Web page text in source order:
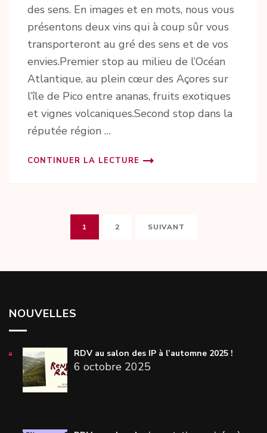
des sens. En images et en mots, nous vous
présentons deux vins qui à coup sûr vous
transporteront au gré des sens et de vos
envies.Premier stop au milieu de l’Océan
Atlantique, au plein cœur des Açores sur
l’île de Pico entre ananas, fruits exotiques
et vignes volcaniques.Second stop dans la
réputée région …
CONTINUER LA LECTURE
PaginationPAGE
1 PAGE
2 SUIVANT
NOUVELLES
RDV au salon des IP à l’automne 2025 !
6 octobre 2025